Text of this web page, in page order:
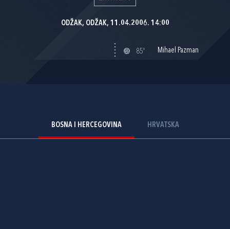
ODŽAK, ODŽAK, 11.04.2006. 14:00
85' Mihael Pazman
BOSNA I HERCEGOVINA HRVATSKA